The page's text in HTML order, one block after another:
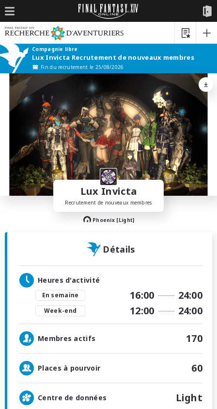
Compagnie libre
Lux Invicta Recrutement de nouveaux membres
Fin du recrutement le 25/08/2026
Lux Invicta
Recrutement de nouveaux membres
Phoenix [Light]
Détails
Heures d'activité
En semaine 16:00 24:00
Week-end 12:00 24:00
Membres actifs 170
Places à pourvoir 60
Centre de données Light